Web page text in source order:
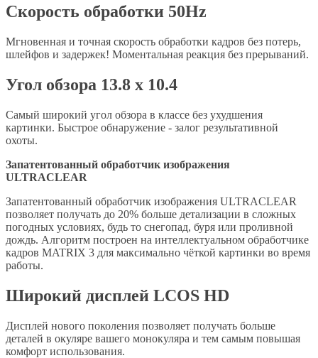
Скорость обработки 50Hz
Мгновенная и точная скорость обработки кадров без потерь,
шлейфов и задержек! Моментальная реакция без прерываний.
Угол обзора 13.8 x 10.4
Самый широкий угол обзора в классе без ухудшения
картинки. Быстрое обнаружение - залог результативной
охоты.
Запатентованный обработчик изображения
ULTRACLEAR
Запатентованный обработчик изображения ULTRACLEAR
позволяет получать до 20% больше детализации в сложных
погодных условиях, будь то снегопад, буря или проливной
дождь. Алгоритм построен на интеллектуальном обработчике
кадров MATRIX 3 для максимально чёткой картинки во время
работы.
Широкий дисплей LCOS HD
Дисплей нового поколения позволяет получать больше
деталей в окуляре вашего монокуляра и тем самым повышая
комфорт использования.